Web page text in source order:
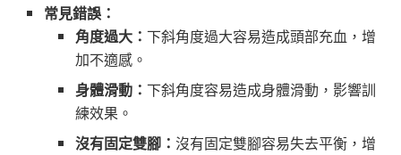
常見錯誤：
角度過大： 下斜角度過大容易造成頭部充血，增
加不適感。
身體滑動： 下斜角度容易造成身體滑動，影響訓
練效果。
沒有固定雙腳： 沒有固定雙腳容易失去平衡，增